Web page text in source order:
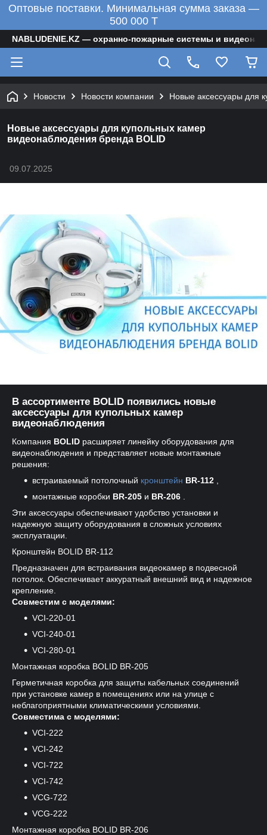
Оптовые поставки. Минимальная сумма заказа —
500 000 T
NABLUDENIE.KZ — охранно-пожарные системы и
Новости Новости компании Новые аксессуары для
Новые аксессуары для купольных камер
видеонаблюдения бренда BOLID
09.07.2025
В ассортименте BOLID появились новые
аксессуары для купольных камер
видеонаблюдения
Компания BOLID расширяет линейку оборудования для
видеонаблюдения и представляет новые монтажные
решения:
встраиваемый потолочный кронштейн BR-112
монтажные коробки BR-205 и BR-206
Эти аксессуары обеспечивают удобство установки и
надежную защиту оборудования в сложных условиях
эксплуатации.
Кронштейн BOLID BR-112
Предназначен для встраивания видеокамер в подвесной
потолок. Обеспечивает аккуратный внешний вид и надежное
крепление.
Совместим с моделями:
VCI-220-01
VCI-240-01
VCI-280-01
Монтажная коробка BOLID BR-205
Герметичная коробка для защиты кабельных соединений
при установке камер в помещениях или на улице с
неблагоприятными климатическими условиями.
Совместима с моделями:
VCI-222
VCI-242
VCI-722
VCI-742
VCG-722
VCG-222
Монтажная коробка BOLID BR-206